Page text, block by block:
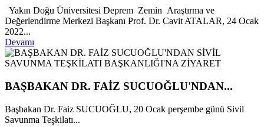
Yakın Doğu Üniversitesi Deprem Zemin Araştırma ve
Değerlendirme Merkezi Başkanı Prof. Dr. Cavit ATALAR, 24 Ocak
2022...
Devamı
BAŞBAKAN DR. FAİZ SUCUOĞLU'NDAN...
Başbakan Dr. Faiz SUCUOĞLU, 20 Ocak perşembe günü Sivil
Savunma Teşkilatı...